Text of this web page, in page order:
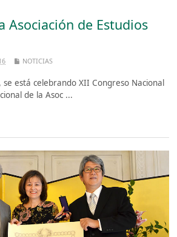
Asociación de Estudios
NOTICIAS
está celebrando XII Congreso Nacional
de la Asoc ...